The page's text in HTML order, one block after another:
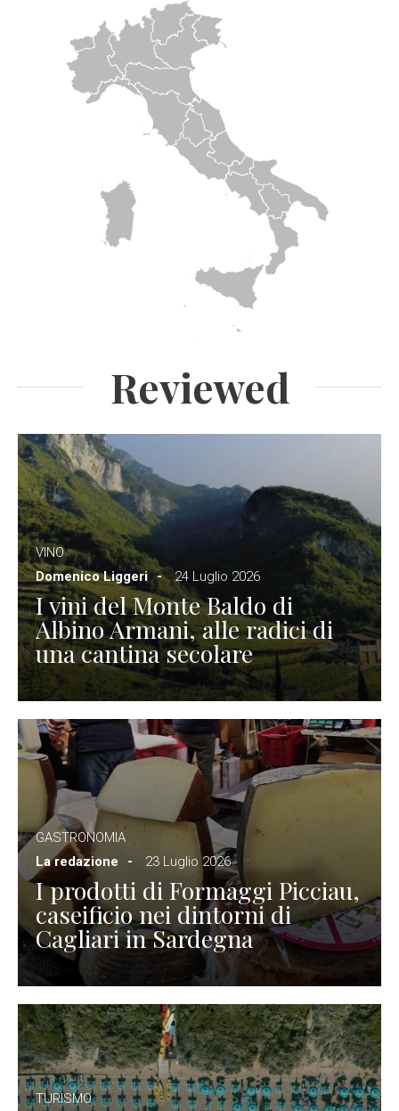
Reviewed
VINO
Domenico Liggeri
24 Luglio 2026
I vini del Monte Baldo di
Albino Armani, alle radici di
una cantina secolare
GASTRONOMIA
La redazione
23 Luglio 2026
I prodotti di Formaggi Picciau,
caseificio nei dintorni di
Cagliari in Sardegna
TURISMO